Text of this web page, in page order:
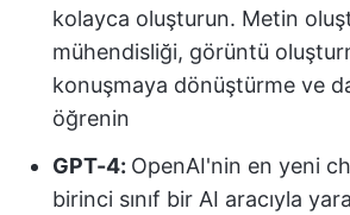
kolayca oluşturun. Metin
mühendisliği, görüntü
konuşmaya dönüştürme ve
öğrenin
GPT-4: OpenAI'nin en yeni
birinci sınıf bir AI aracıyla